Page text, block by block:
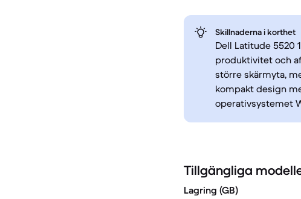
Skillnaderna i korthet
Dell Latitude 5520
produktivitet och
större skärmyta,
kompakt design
operativsystemet
Tillgängliga
Lagring (GB)